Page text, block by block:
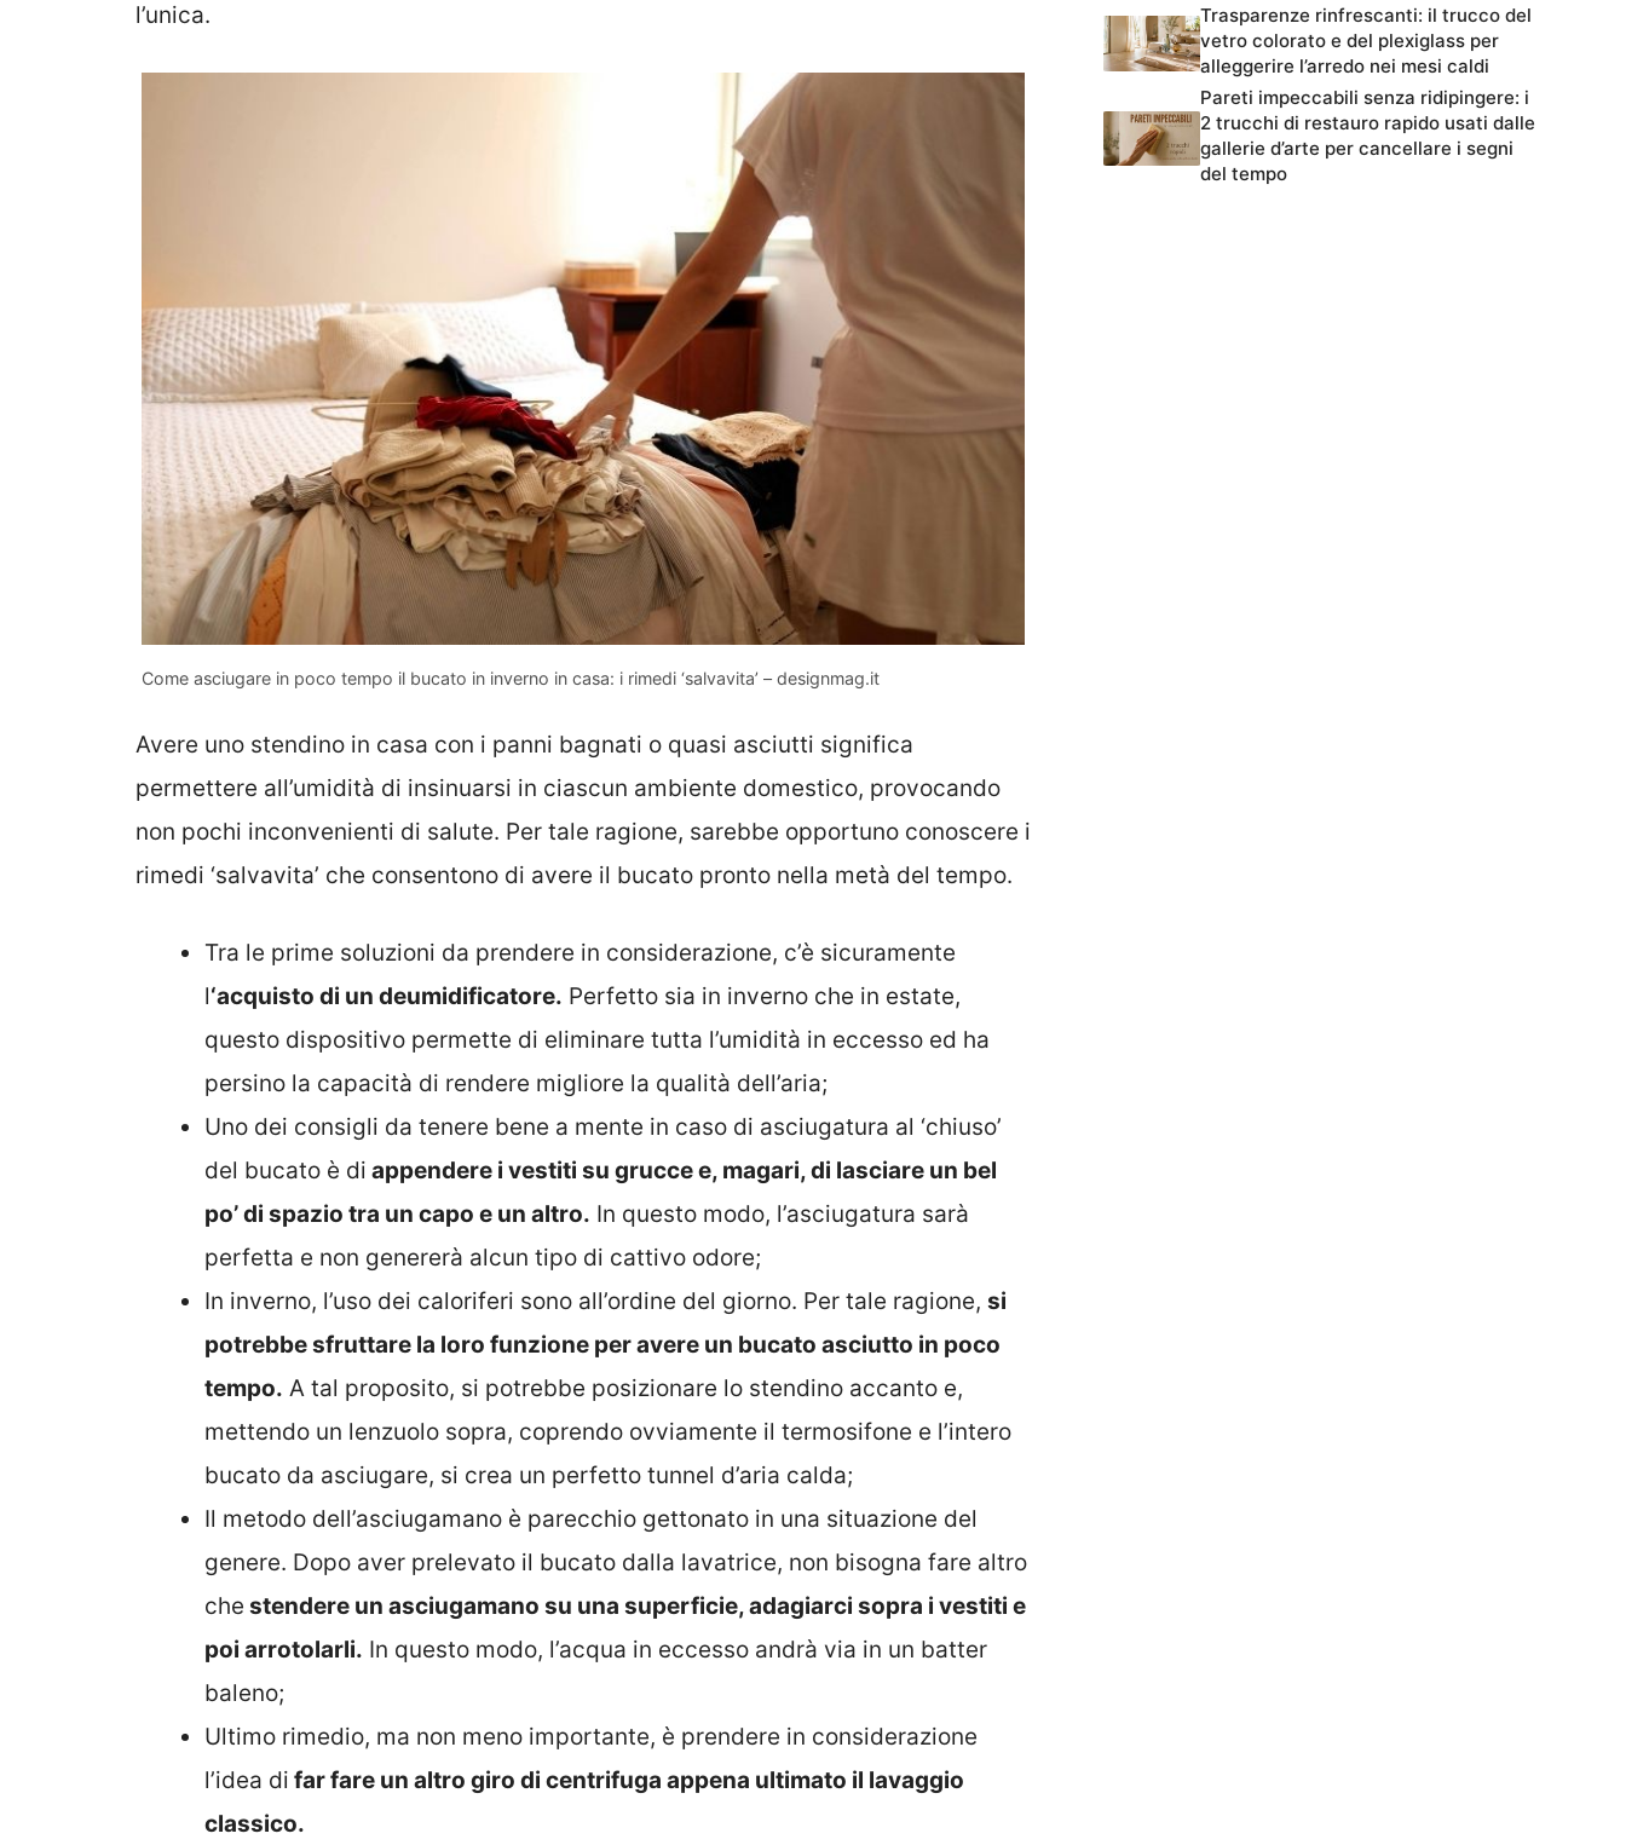
l’unica.
Come asciugare in poco tempo il bucato in inverno in casa: i rimedi ‘salvavita’ – designmag.it
Avere uno stendino in casa con i panni bagnati o quasi asciutti significa
permettere all’umidità di insinuarsi in ciascun ambiente domestico, provocando
non pochi inconvenienti di salute. Per tale ragione, sarebbe opportuno conoscere i
rimedi ‘salvavita’ che consentono di avere il bucato pronto nella metà del tempo.
Tra le prime soluzioni da prendere in considerazione, c’è sicuramente
l‘acquisto di un deumidificatore. Perfetto sia in inverno che in estate,
questo dispositivo permette di eliminare tutta l’umidità in eccesso ed ha
persino la capacità di rendere migliore la qualità dell’aria;
Uno dei consigli da tenere bene a mente in caso di asciugatura al ‘chiuso’
del bucato è di appendere i vestiti su grucce e, magari, di lasciare un bel
po’ di spazio tra un capo e un altro. In questo modo, l’asciugatura sarà
perfetta e non genererà alcun tipo di cattivo odore;
In inverno, l’uso dei caloriferi sono all’ordine del giorno. Per tale ragione, si
potrebbe sfruttare la loro funzione per avere un bucato asciutto in poco
tempo. A tal proposito, si potrebbe posizionare lo stendino accanto e,
mettendo un lenzuolo sopra, coprendo ovviamente il termosifone e l’intero
bucato da asciugare, si crea un perfetto tunnel d’aria calda;
Il metodo dell’asciugamano è parecchio gettonato in una situazione del
genere. Dopo aver prelevato il bucato dalla lavatrice, non bisogna fare altro
che stendere un asciugamano su una superficie, adagiarci sopra i vestiti e
poi arrotolarli. In questo modo, l’acqua in eccesso andrà via in un batter
baleno;
Ultimo rimedio, ma non meno importante, è prendere in considerazione
l’idea di far fare un altro giro di centrifuga appena ultimato il lavaggio
classico.
Trasparenze rinfrescanti: il trucco del
vetro colorato e del plexiglass per
alleggerire l’arredo nei mesi caldi
Pareti impeccabili senza ridipingere: i
2 trucchi di restauro rapido usati dalle
gallerie d’arte per cancellare i segni
del tempo